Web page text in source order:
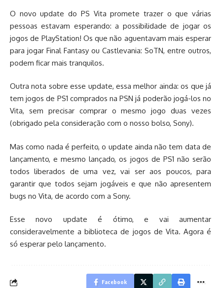
O novo update do PS Vita promete trazer o que várias
pessoas estavam esperando: a possibilidade de jogar os
jogos de PlayStation! Os que não aguentavam mais esperar
para jogar Final Fantasy ou Castlevania: SoTN, entre outros,
podem ficar mais tranquilos.
Outra nota sobre esse update, essa melhor ainda: os que já
tem jogos de PS1 comprados na PSN já poderão jogá-los no
Vita, sem precisar comprar o mesmo jogo duas vezes
(obrigado pela consideração com o nosso bolso, Sony).
Mas como nada é perfeito, o update ainda não tem data de
lançamento, e mesmo lançado, os jogos de PS1 não serão
todos liberados de uma vez, vai ser aos poucos, para
garantir que todos sejam jogáveis e que não apresentem
bugs no Vita, de acordo com a Sony.
Esse novo update é ótimo, e vai aumentar
consideravelmente a biblioteca de jogos de Vita. Agora é
só esperar pelo lançamento.
Facebook